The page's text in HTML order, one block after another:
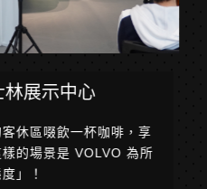
林展示中心
休區啜飲一杯咖啡，享
的場景是 VOLVO 為所
」！